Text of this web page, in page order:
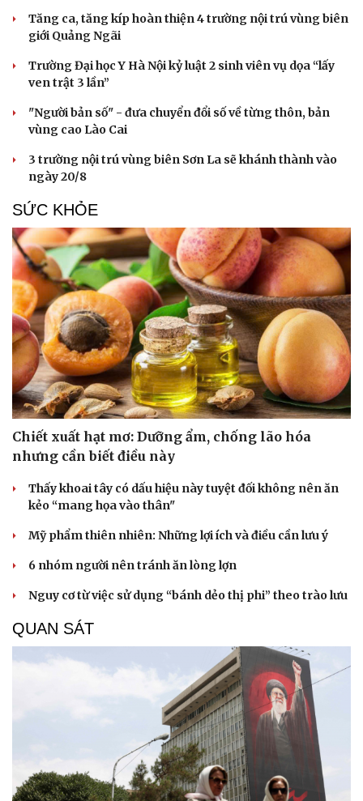
Tăng ca, tăng kíp hoàn thiện 4 trường nội trú vùng biên
giới Quảng Ngãi
Trường Đại học Y Hà Nội kỷ luật 2 sinh viên vụ dọa “lấy
ven trật 3 lần”
"Người bản số" - đưa chuyển đổi số về từng thôn, bản
vùng cao Lào Cai
3 trường nội trú vùng biên Sơn La sẽ khánh thành vào
ngày 20/8
SỨC KHỎE
Chiết xuất hạt mơ: Dưỡng ẩm, chống lão hóa
nhưng cần biết điều này
Thấy khoai tây có dấu hiệu này tuyệt đối không nên ăn
kẻo “mang họa vào thân"
Mỹ phẩm thiên nhiên: Những lợi ích và điều cần lưu ý
6 nhóm người nên tránh ăn lòng lợn
Nguy cơ từ việc sử dụng “bánh dẻo thị phi” theo trào lưu
QUAN SÁT